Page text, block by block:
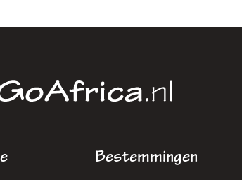
Bestemmingen